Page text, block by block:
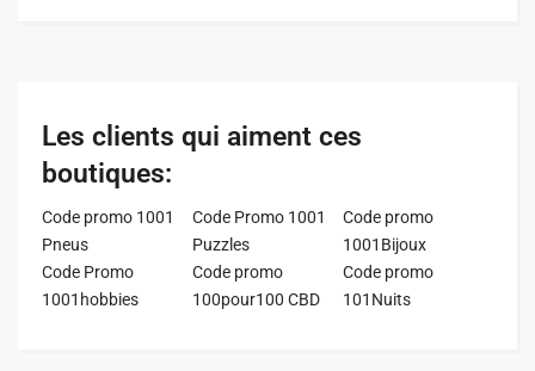
Les clients qui aiment ces
boutiques:
Code promo 1001
Pneus
Code Promo 1001
Puzzles
Code promo
1001Bijoux
Code Promo
1001hobbies
Code promo
100pour100 CBD
Code promo
101Nuits